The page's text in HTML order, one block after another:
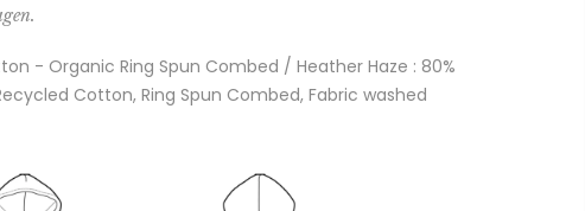
- Organic Ring Spun Combed / Heather Haze : 80%
Cotton, Ring Spun Combed, Fabric washed